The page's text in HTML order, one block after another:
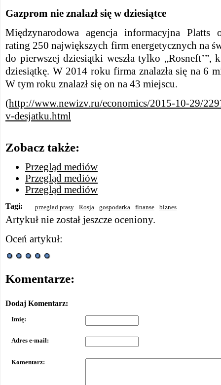
Gazprom nie znalazł się w dziesiątce
Międzynarodowa agencja informacyjna Platts
rating 250 największych firm energetycznych na
do pierwszej dziesiątki weszła tylko „Rosneft’”,
dziesiątkę. W 2014 roku firma znalazła się na 6
W tym roku znalazł się on na 43 miejscu.
(http://www.newizv.ru/economics/2015-10-29/
v-desjatku.html
Zobacz także:
Przegląd mediów
Przegląd mediów
Przegląd mediów
Tagi: przeglad prasy Rosja gospodarka finanse biznes
Artykuł nie został jeszcze oceniony.
Oceń artykuł:
Komentarze:
Dodaj Komentarz:
Imię:
Adres e-mail:
Komentarz: